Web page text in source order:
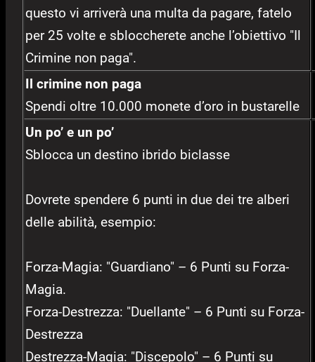
questo vi arriverà una multa da pagare, fatelo
per 25 volte e sbloccherete anche l’obiettivo "Il
Crimine non paga".
Il crimine non paga
Spendi oltre 10.000 monete d’oro in bustarelle
Un po’ e un po’
Sblocca un destino ibrido biclasse
Dovrete spendere 6 punti in due dei tre alberi
delle abilità, esempio:
Forza-Magia: "Guardiano" – 6 Punti su Forza-
Magia.
Forza-Destrezza: "Duellante" – 6 Punti su Forza-
Destrezza
Destrezza-Magia: "Discepolo" – 6 Punti su